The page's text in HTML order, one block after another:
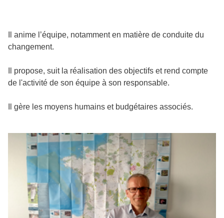
Il anime l’équipe, notamment en matière de conduite du
changement.
Il propose, suit la réalisation des objectifs et rend compte
de l'activité de son équipe à son responsable.
Il gère les moyens humains et budgétaires associés.